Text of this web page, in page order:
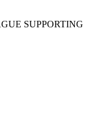
SUPPORTING